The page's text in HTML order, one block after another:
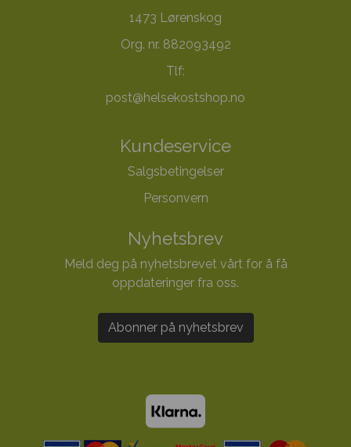
1473 Lørenskog
Org. nr. 882093492
Tlf:
post@helsekostshop.no
Kundeservice
Salgsbetingelser
Personvern
Nyhetsbrev
Meld deg på nyhetsbrevet vårt for å få
oppdateringer fra oss.
Abonner på nyhetsbrev